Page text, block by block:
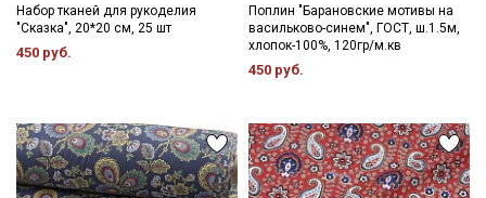
Набор тканей для рукоделия
"Сказка", 20*20 см, 25 шт
450 руб.
Поплин "Барановские мотивы на
васильково-синем", ГОСТ, ш.1.5м,
хлопок-100%, 120гр/м.кв
450 руб.